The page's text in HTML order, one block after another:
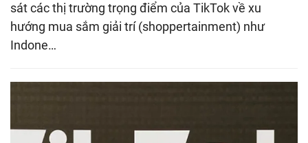
sát các thị trường trọng điểm của TikTok về xu
hướng mua sắm giải trí (shoppertainment) như
Indone…